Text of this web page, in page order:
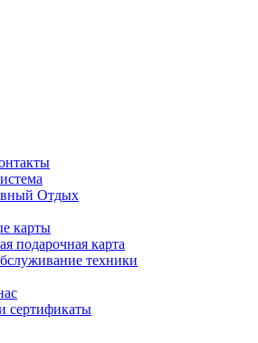
Отдых
карты
подарочная карта
техники
сертификаты